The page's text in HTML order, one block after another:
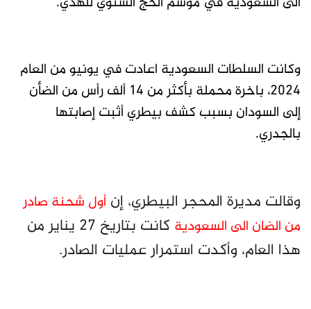
وكانت السلطات السعودية اعادت في يونيو من العام
2024، باخرة محملة بأكثر من 14 ألف رأس من الضأن
إلى السودان بسبب كشف بيطري أثبت إصابتها
بالجدري.
وقالت مديرة المحجر البيطري، إن أول شحنة صادر
من الضان الى السعودية
كانت بتاريخ 27 يناير من
هذا العام، وأكدت استمرار عمليات الصادر.